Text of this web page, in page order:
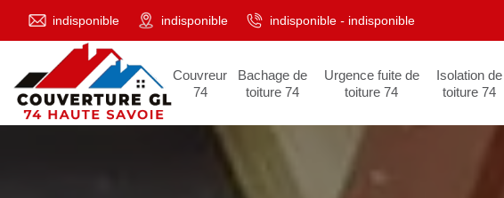
indisponible indisponible indisponible - indisponible
Couvreur
74
Bachage de
toiture 74
Urgence fuite de
toiture 74
Isolation de
toiture 74